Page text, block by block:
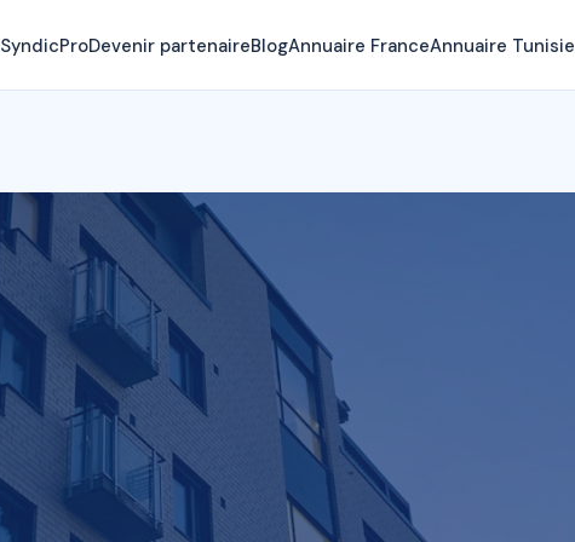
SyndicProDevenir partenaireBlogAnnuaire FranceAnnuaire Tunisie